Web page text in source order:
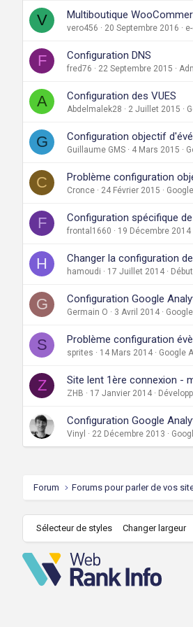
V Multiboutique
vero456 20 Septembre 2016
F Configuration DNS
fred76 22 Septembre 2015
A Configuration des VUES
Abdelmalek28 2 Juillet 2015
G Configuration objectif
Guillaume GMS 4 Mars 2015
C Problème configuration
Cronce 24 Février 2015
F Configuration spécifique
frontal1660 19 Décembre 2014
H Changer la configuration
hamoudi 17 Juillet 2014
G Configuration Google
Germain O 3 Avril 2014
S Problème configuration
sprites 14 Mars 2014 Google
Z Site lent 1ère connexion -
ZHB 17 Janvier 2014
Configuration Google
Vinyl 22 Décembre 2013
Forum Forums pour parler de vos
Sélecteur de styles Changer largeur